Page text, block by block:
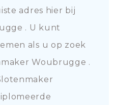
adres hier bij
. U kunt
als u op zoek
Woubrugge .